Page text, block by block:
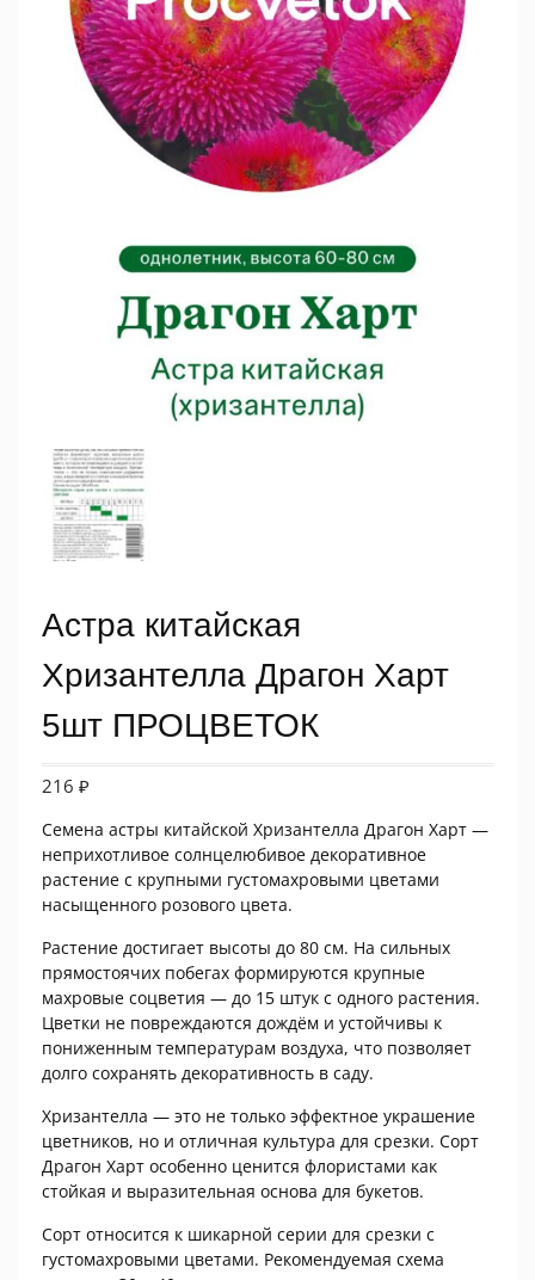
Астра китайская
Хризантелла Драгон Харт
5шт ПРОЦВЕТОК
216 ₽
Семена астры китайской Хризантелла Драгон Харт —
неприхотливое солнцелюбивое декоративное
растение с крупными густомахровыми цветами
насыщенного розового цвета.
Растение достигает высоты до 80 см. На сильных
прямостоячих побегах формируются крупные
махровые соцветия — до 15 штук с одного растения.
Цветки не повреждаются дождём и устойчивы к
пониженным температурам воздуха, что позволяет
долго сохранять декоративность в саду.
Хризантелла — это не только эффектное украшение
цветников, но и отличная культура для срезки. Сорт
Драгон Харт особенно ценится флористами как
стойкая и выразительная основа для букетов.
Сорт относится к шикарной серии для срезки с
густомахровыми цветами. Рекомендуемая схема